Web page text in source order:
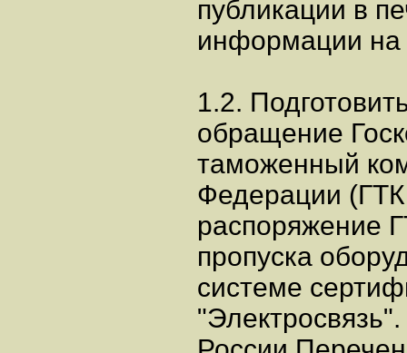
публикации в
информации на
1.2.
обращение
таможенный
Федерации (ГТК
распоряжение
пропуска
системе